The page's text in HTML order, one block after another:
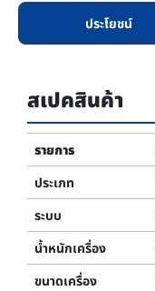
ประโยชน์
สเปคสินค้า
รายการ
ประเภท
ระบบ
น้ำหนักเครื่อง
ขนาดเครื่อง